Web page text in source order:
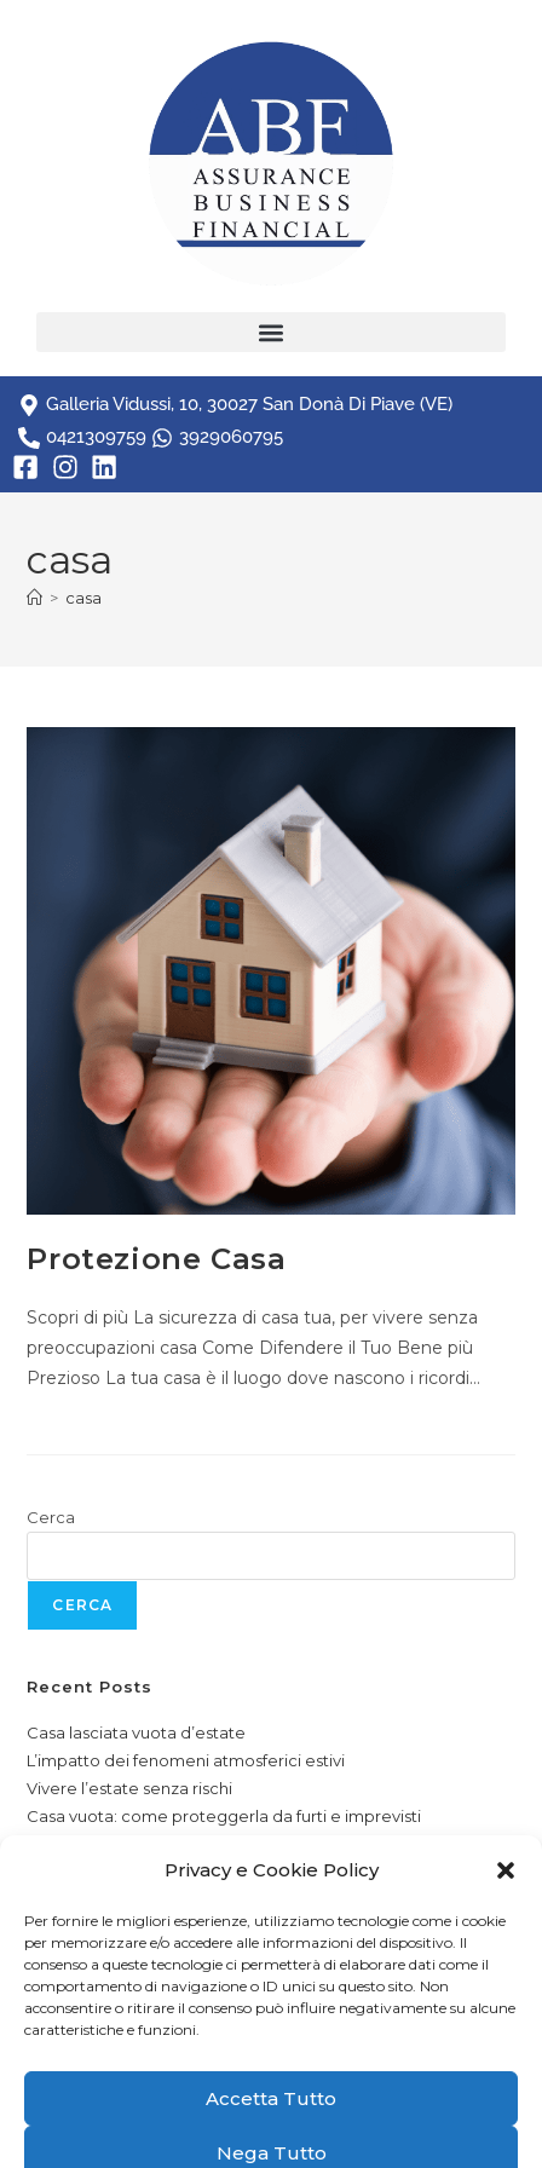
Privacy e Cookie Policy
Per fornire le migliori esperienze, utilizziamo tecnologie come i cookie
per memorizzare e/o accedere alle informazioni del dispositivo. Il
consenso a queste tecnologie ci permetterà di elaborare dati come il
comportamento di navigazione o ID unici su questo sito. Non
acconsentire o ritirare il consenso può influire negativamente su alcune
caratteristiche e funzioni.
Accetta Tutto
Nega Tutto
Galleria Vidussi, 10, 30027 San Donà Di Piave (VE)
0421309759
3929060795
casa
> casa
Protezione Casa
Scopri di più La sicurezza di casa tua, per vivere senza
preoccupazioni casa Come Difendere il Tuo Bene più
Prezioso La tua casa è il luogo dove nascono i ricordi…
Cerca
CERCA
Recent Posts
Casa lasciata vuota d’estate
L’impatto dei fenomeni atmosferici estivi
Vivere l’estate senza rischi
Casa vuota: come proteggerla da furti e imprevisti
Recent Comments
Nessun commento da mostrare.
abfassicurazioni.com| Ragione sociale:
Business Financial di Alberto Linzi & C. Snc